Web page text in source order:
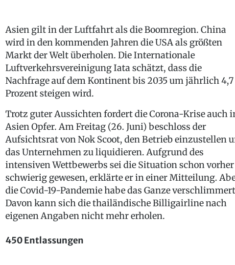
Asien gilt in der Luftfahrt als die Boomregion. China
wird in den kommenden Jahren die USA als größten
Markt der Welt überholen. Die Internationale
Luftverkehrsvereinigung Iata schätzt, dass die
Nachfrage auf dem Kontinent bis 2035 um jährlich 4,7
Prozent steigen wird.
Trotz guter Aussichten fordert die Corona-Krise auch
Asien Opfer. Am Freitag (26. Juni) beschloss der
Aufsichtsrat von Nok Scoot, den Betrieb einzustellen
das Unternehmen zu liquidieren. Aufgrund des
intensiven Wettbewerbs sei die Situation schon vorher
schwierig gewesen, erklärte er in einer Mitteilung.
die Covid-19-Pandemie habe das Ganze
Davon kann sich die thailändische Billigairline nach
eigenen Angaben nicht mehr erholen.
450 Entlassungen